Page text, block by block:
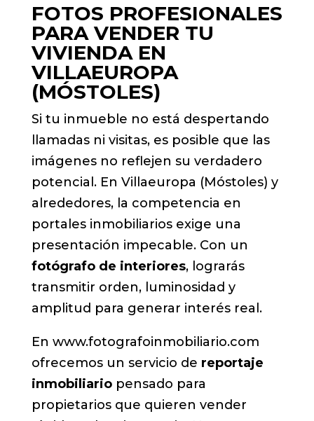
FOTOS PROFESIONALES
PARA VENDER TU
VIVIENDA EN
VILLAEUROPA
(MÓSTOLES)
Si tu inmueble no está despertando
llamadas ni visitas, es posible que las
imágenes no reflejen su verdadero
potencial. En Villaeuropa (Móstoles) y
alrededores, la competencia en
portales inmobiliarios exige una
presentación impecable. Con un
fotógrafo de interiores, lograrás
transmitir orden, luminosidad y
amplitud para generar interés real.
En www.fotografoinmobiliario.com
ofrecemos un servicio de reportaje
inmobiliariopensado para
propietarios que quieren vender